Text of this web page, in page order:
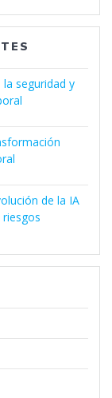
seguridad y
de la IA